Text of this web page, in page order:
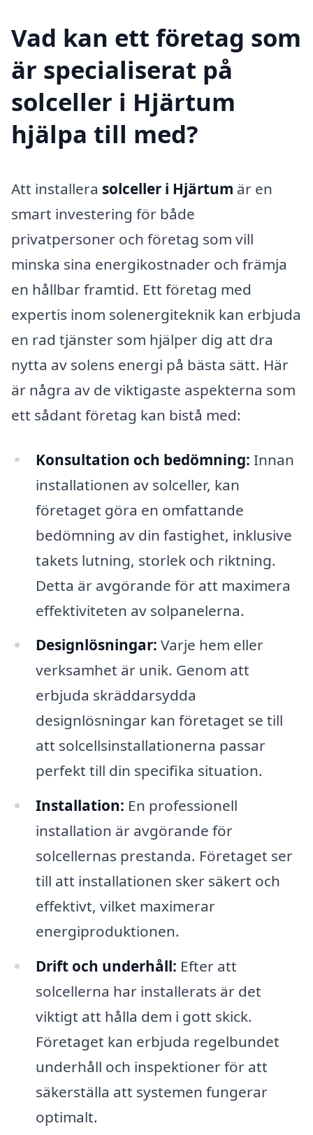
Vad kan ett företag som
är specialiserat på
solceller i Hjärtum
hjälpa till med?
Att installera solceller i Hjärtum är en
smart investering för både
privatpersoner och företag som vill
minska sina energikostnader och främja
en hållbar framtid. Ett företag med
expertis inom solenergiteknik kan erbjuda
en rad tjänster som hjälper dig att dra
nytta av solens energi på bästa sätt. Här
är några av de viktigaste aspekterna som
ett sådant företag kan bistå med:
Konsultation och bedömning: Innan
installationen av solceller, kan
företaget göra en omfattande
bedömning av din fastighet, inklusive
takets lutning, storlek och riktning.
Detta är avgörande för att maximera
effektiviteten av solpanelerna.
Designlösningar: Varje hem eller
verksamhet är unik. Genom att
erbjuda skräddarsydda
designlösningar kan företaget se till
att solcellsinstallationerna passar
perfekt till din specifika situation.
Installation: En professionell
installation är avgörande för
solcellernas prestanda. Företaget ser
till att installationen sker säkert och
effektivt, vilket maximerar
energiproduktionen.
Drift och underhåll: Efter att
solcellerna har installerats är det
viktigt att hålla dem i gott skick.
Företaget kan erbjuda regelbundet
underhåll och inspektioner för att
säkerställa att systemen fungerar
optimalt.